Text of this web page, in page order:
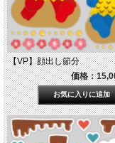
【VP】顔出し節分
価格：